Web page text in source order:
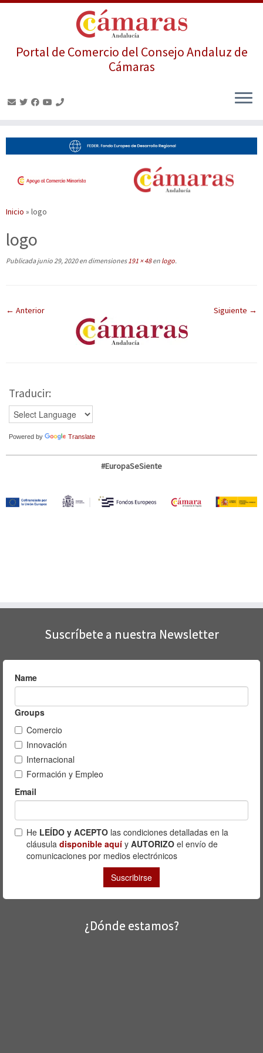
contenido
Portal de Comercio del Consejo Andaluz de
Cámaras
Inicio » logo
logo
Publicada junio 29, 2020en dimensiones191 × 48en logo.
← Anterior Siguiente →
Traducir:
Powered by Translate
#EuropaSeSiente
Suscríbete a nuestra Newsletter
¿Dónde estamos?